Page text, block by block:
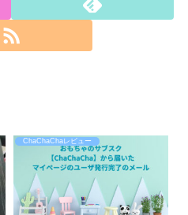
ChaChaChaレビュー